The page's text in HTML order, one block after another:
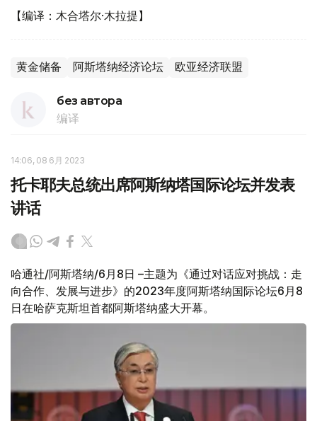
【编译：木合塔尔·木拉提】
黄金储备 阿斯塔纳经济论坛 欧亚经济联盟
без автора
编译
14:06, 08 6月 2023
托卡耶夫总统出席阿斯纳塔国际论坛并发表
讲话
哈通社/阿斯塔纳/6月8日 –主题为《通过对话应对挑战：走
向合作、发展与进步》的2023年度阿斯塔纳国际论坛6月8
日在哈萨克斯坦首都阿斯塔纳盛大开幕。